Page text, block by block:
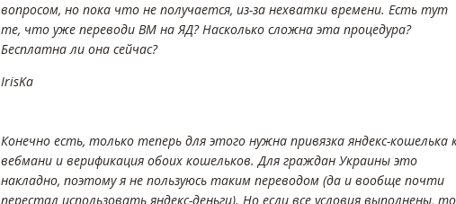
вопросом, но пока что не получается, из-за нехватки времени. Есть тут
те, что уже переводи ВМ на ЯД? Насколько сложна эта процедура?
Бесплатна ли она сейчас?
IrisKa
Конечно есть, только теперь для этого нужна привязка яндекс-кошелька
вебмани и верификация обоих кошельков. Для граждан Украины это
накладно, поэтому я не пользуюсь таким переводом (да и вообще почти
перестал использовать яндекс-деньги). Но если все условия выполнены, то